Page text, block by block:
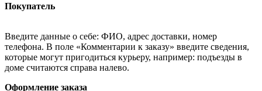
Покупатель
Введите данные о себе: ФИО, адрес доставки, номер
телефона. В поле «Комментарии к заказу» введите сведения,
которые могут пригодиться курьеру, например: подъезды в
доме считаются справа налево.
Оформление заказа